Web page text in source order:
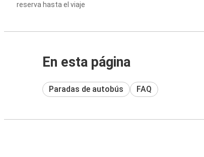
reserva hasta el viaje
En esta página
Paradas de autobús FAQ